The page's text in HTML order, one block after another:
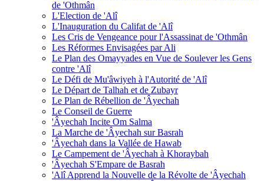
de 'Othmân
L'Election de 'Alî
L'Inauguration du Califat de 'Alî
Les Cris de Vengeance pour l'Assassinat de 'Othmân
Les Réformes Envisagées par Ali
Le Plan des Omayyades en Vue de Soulever les Gens
contre 'Alî
Le Défi de Mu'âwiyeh à l'Autorité de 'Alî
Le Départ de Talhah et de Zubayr
Le Plan de Rébellion de 'Âyechah
Le Conseil de Guerre
'Âyechah Incite Om Salma
La Marche de 'Âyechah sur Basrah
'Âyechah dans la Vallée de Hawab
Le Campement de 'Âyechah à Khoraybah
'Âyechah S'Empare de Basrah
'Alî Apprend la Nouvelle de la Révolte de 'Âyechah